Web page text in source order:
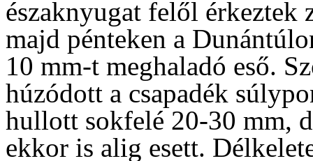
északnyugat felől érkeztek
majd pénteken a
10 mm-t meghaladó eső.
húzódott a csapadék
hullott sokfelé 20-30 mm,
ekkor is alig esett.